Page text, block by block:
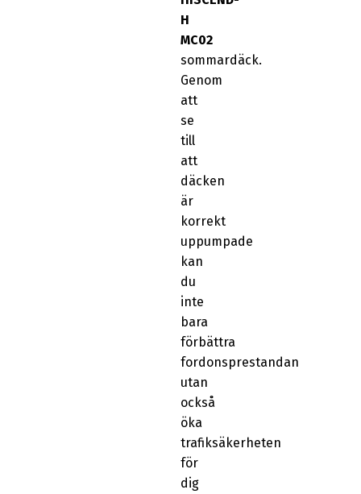
H
MC02
sommardäck.
Genom
att
se
till
att
däcken
är
korrekt
uppumpade
kan
du
inte
bara
förbättra
fordonsprestandan
utan
också
öka
trafiksäkerheten
för
dig